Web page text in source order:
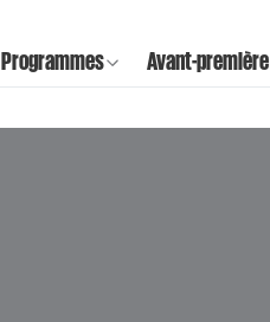
Programmes Avant-première